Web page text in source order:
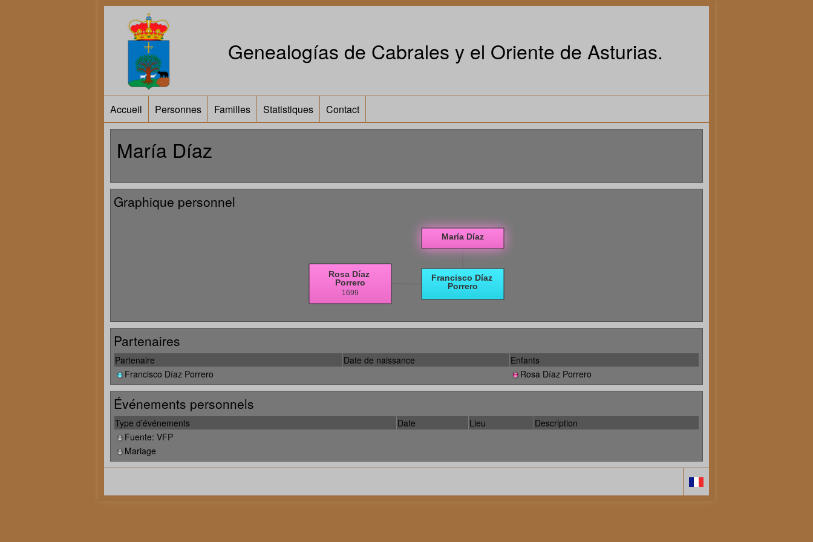
Genealogías de Cabrales y el Oriente de Asturias.
Accueil Personnes Familles Statistiques Contact
María Díaz
Graphique personnel
Partenaires
Partenaire Date de naissance
Enfants
Francisco Díaz Porrero
Rosa Díaz Porrero
Événements personnels
Type d’événements Date Lieu
Description
Fuente: VFP
Mariage